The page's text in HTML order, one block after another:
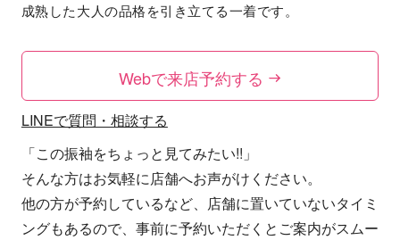
成熟した大人の品格を引き立てる一着です。
Webで来店予約する
LINEで質問・相談する
「この振袖をちょっと見てみたい!!」
そんな方はお気軽に店舗へお声がけください。
他の方が予約しているなど、店舗に置いていないタイミ
ングもあるので、事前に予約いただくとご案内がスムー